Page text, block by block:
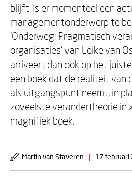
blijft. Is er momenteel een
managementonderwerp te
'Onderweg: Pragmatisch
organisaties' van Leike van
arriveert dan ook op het
een boek dat de realiteit van
als uitgangspunt neemt, in
zoveelste verandertheorie in
magnifiek boek.
Martin van Staveren | 17 februari